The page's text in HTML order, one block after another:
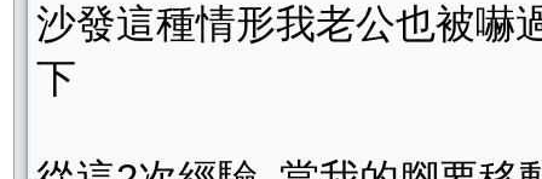
沙發這種情形我老公也被嚇
下